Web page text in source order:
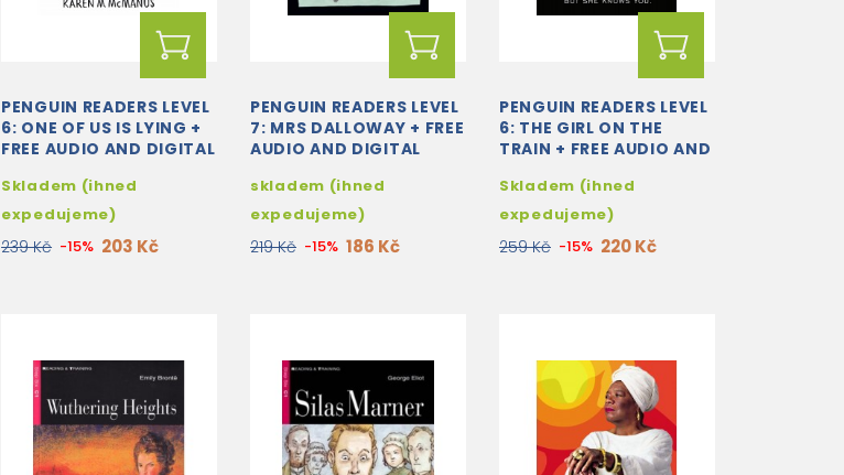
PENGUIN READERS LEVEL
6: ONE OF US IS LYING +
FREE AUDIO AND DIGITAL
Skladem (ihned
expedujeme)
239 Kč -15% 203 Kč
PENGUIN READERS LEVEL
7: MRS DALLOWAY + FREE
AUDIO AND DIGITAL
skladem (ihned
expedujeme)
219 Kč -15% 186 Kč
PENGUIN READERS LEVEL
6: THE GIRL ON THE
TRAIN + FREE AUDIO AND
Skladem (ihned
expedujeme)
259 Kč -15% 220 Kč